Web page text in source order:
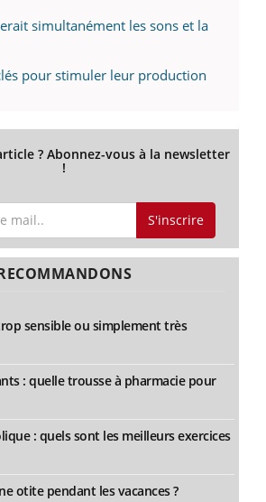
simultanément les sons et la
pour stimuler leur production
? Abonnez-vous à la newsletter
!
S'inscrire
sensible ou simplement très
: quelle trousse à pharmacie pour
: quels sont les meilleurs exercices
otite pendant les vacances ?